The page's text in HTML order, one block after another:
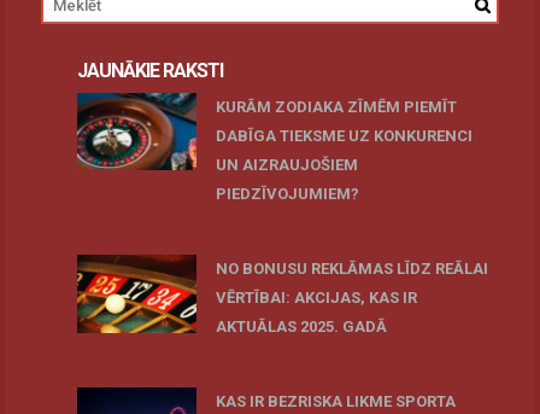
JAUNĀKIE RAKSTI
KURĀM ZODIAKA ZĪMĒM PIEMĪT
DABĪGA TIEKSME UZ KONKURENCI
UN AIZRAUJOŠIEM
PIEDZĪVOJUMIEM?
NO BONUSU REKLĀMAS LĪDZ REĀLAI
VĒRTĪBAI: AKCIJAS, KAS IR
AKTUĀLAS 2025. GADĀ
KAS IR BEZRISKA LIKME SPORTA